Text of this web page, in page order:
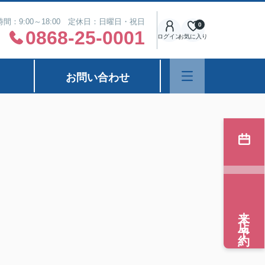
間：9:00～18:00 定休日：日曜日・祝日
0868-25-0001 ログインお気に入り
0
お問い合わせ
来店予約